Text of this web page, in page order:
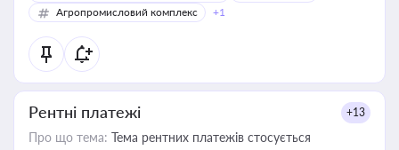
Агропромисловий комплекс
+1
Рентні платежі +13
Про що тема: Тема рентних платежів стосується